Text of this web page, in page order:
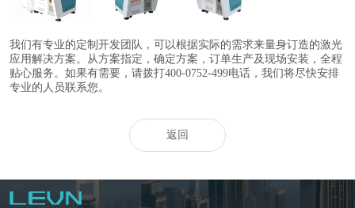
我们有专业的定制开发团队，可以根据实际的需求来量身订造的激光
应用解决方案。从方案指定，确定方案，订单生产及现场安装，全程
贴心服务。如果有需要，请拨打400-0752-499电话，我们将尽快安排
专业的人员联系您。
返回